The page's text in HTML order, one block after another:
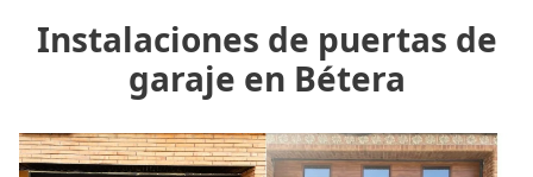
Instalaciones de puertas de
garaje en Bétera